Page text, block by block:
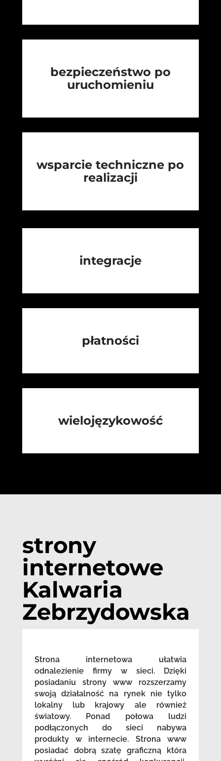
bezpieczeństwo po
uruchomieniu
wsparcie techniczne po
realizacji
integracje
płatności
wielojęzykowość
strony
internetowe
Kalwaria
Zebrzydowska
Strona internetowa ułatwia
odnalezienie firmy w sieci. Dzięki
posiadaniu strony www rozszerzamy
swoją działalność na rynek nie tylko
lokalny lub krajowy ale również
światowy. Ponad połowa ludzi
podłączonych do sieci nabywa
produkty w internecie. Strona www
posiadać dobrą szatę graficzną która